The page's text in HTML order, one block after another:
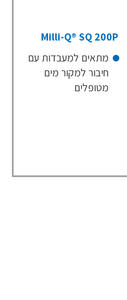
מתאים למעבדות עם
חיבור למקור מים
מטופלים